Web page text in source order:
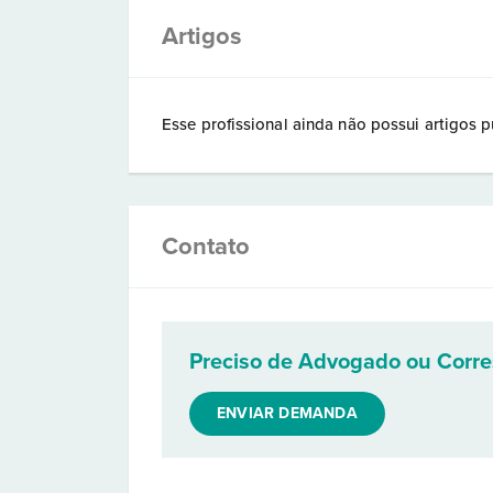
Artigos
Esse profissional ainda não possui artigos
Contato
Preciso de Advogado ou
ENVIAR DEMANDA